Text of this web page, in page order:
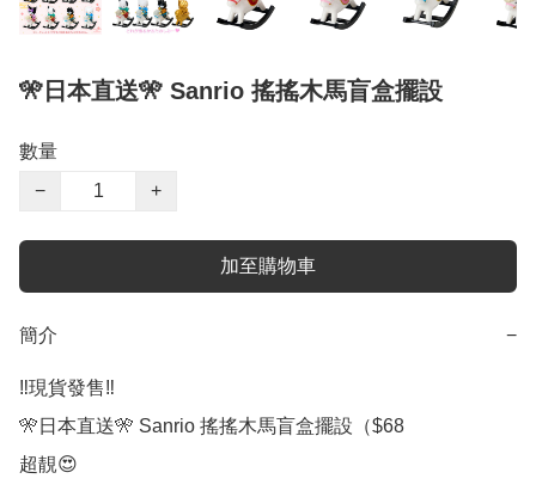
🎌日本直送🎌 Sanrio 搖搖木馬盲盒擺設
數量
−
+
加至購物車
簡介 −
‼️現貨發售‼️
🎌日本直送🎌 Sanrio 搖搖木馬盲盒擺設（$68
超靚😍